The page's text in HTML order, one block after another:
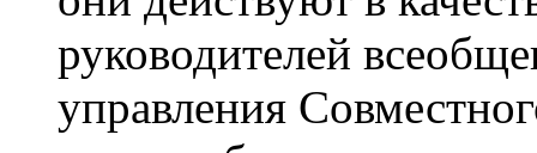
руководителей
управления